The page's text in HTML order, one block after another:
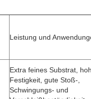
Leistung und
Extra feines Substrat,
Festigkeit, gute Stoß-,
Schwingungs- und